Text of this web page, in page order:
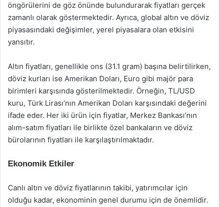
öngörülerini de göz önünde bulundurarak fiyatları gerçek
zamanlı olarak göstermektedir. Ayrıca, global altın ve döviz
piyasasındaki değişimler, yerel piyasalara olan etkisini
yansıtır.
Altın fiyatları, genellikle ons (31.1 gram) başına belirtilirken,
döviz kurları ise Amerikan Doları, Euro gibi majör para
birimleri karşısında gösterilmektedir. Örneğin, TL/USD
kuru, Türk Lirası’nın Amerikan Doları karşısındaki değerini
ifade eder. Her iki ürün için fiyatlar, Merkez Bankası’nın
alım-satım fiyatları ile birlikte özel bankaların ve döviz
bürolarının fiyatları ile karşılaştırılmaktadır.
Ekonomik Etkiler
Canlı altın ve döviz fiyatlarının takibi, yatırımcılar için
olduğu kadar, ekonominin genel durumu için de önemlidir.